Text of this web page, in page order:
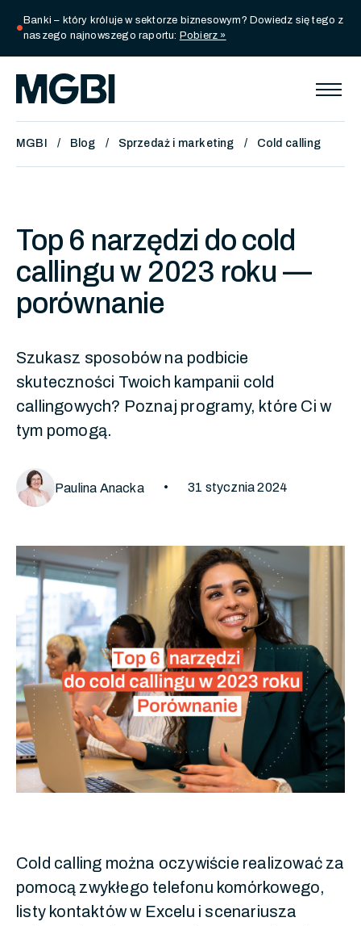
circle
Banki – który króluje w sektorze biznesowym? Dowiedz się tego z
naszego najnowszego raportu: Pobierz »
MGBI Blog Sprzedaż i marketing Cold calling
Top 6 narzędzi do cold
callingu w 2023 roku —
porównanie
Szukasz sposobów na podbicie
skuteczności Twoich kampanii cold
callingowych? Poznaj programy, które Ci w
tym pomogą.
Paulina Anacka • 31 stycznia 2024
Cold calling można oczywiście realizować za
pomocą zwykłego telefonu komórkowego,
listy kontaktów w Excelu i scenariusza